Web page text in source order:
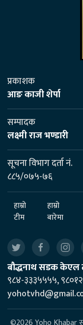
प्रकाशक
आङ काजी शेर्पा
सम्पादक
लक्ष्मी राज भण्डारी
सूचना विभाग दर्ता नं.
८८५/०७५-७६
हाम्रो
टीम
हाम्रो
बारेमा
बौद्धनाथ सडक केएल
९८४-३३३५५५५,